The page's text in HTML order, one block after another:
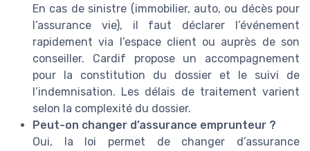
En cas de sinistre (immobilier, auto, ou décès pour
l’assurance vie), il faut déclarer l’événement
rapidement via l’espace client ou auprès de son
conseiller. Cardif propose un accompagnement
pour la constitution du dossier et le suivi de
l’indemnisation. Les délais de traitement varient
selon la complexité du dossier.
Peut-on changer d’assurance emprunteur ?
Oui, la loi permet de changer d’assurance